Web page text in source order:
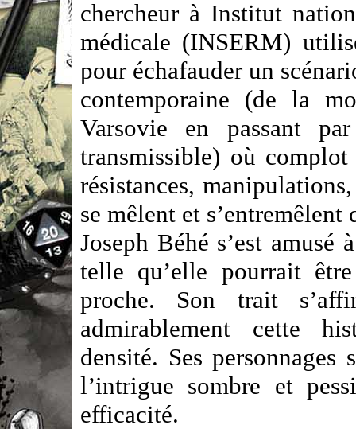
chercheur à Institut
médicale (INSERM)
pour échafauder un
contemporaine (de la
Varsovie en passant
transmissible) où
résistances,
se mêlent et
Joseph Béhé s’est
telle qu’elle pourrait
proche. Son trait
admirablement cette
densité. Ses
l’intrigue sombre et
efficacité.